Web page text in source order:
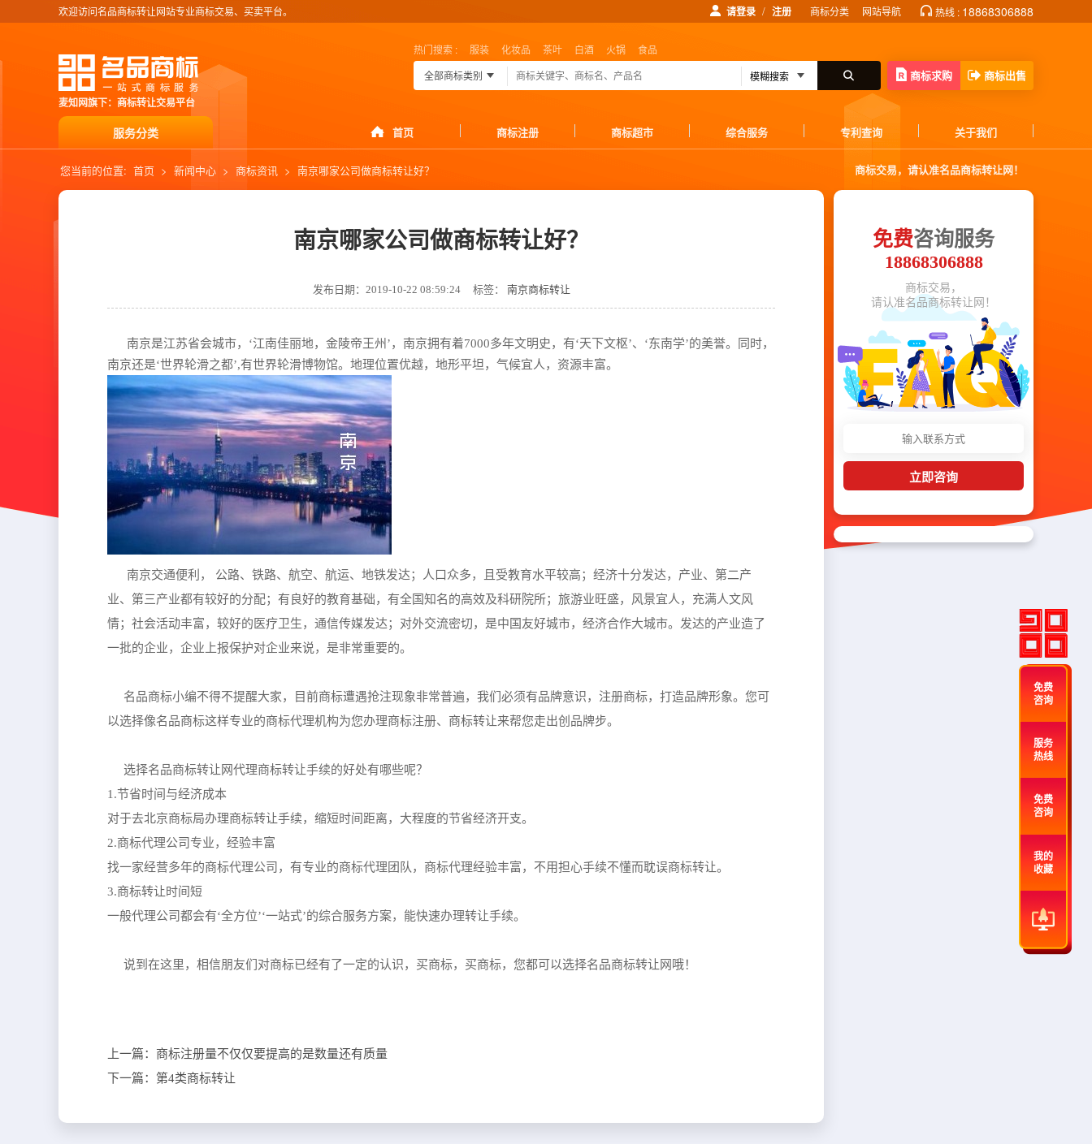
欢迎访问名品商标转让网站专业商标交易、买卖平台。 请登录 / 注册 商标分类 网站导航 热线 : 18868306888
麦知网旗下：商标转让交易平台
热门搜索 : 服装 化妆品 茶叶 白酒 火锅
食品
全部商标类别
商标求购 商标出售
服务分类 首页 商标注册 商标超市 综合服务 专利查询 关于我们
您当前的位置: 首页 > 新闻中心 > 商标资讯 > 南京哪家公司做商标转让好？ 商标交易，请认准名品商标转让网！
南京哪家公司做商标转让好？
发布日期：2019-10-22 08:59:24 标签： 南京商标转让
南京是江苏省会城市，‘江南佳丽地，金陵帝王州’，南京拥有着7000多年文明史，有‘天下文枢’、‘东南学’的美誉。同时，
南京还是‘世界轮滑之都’,有世界轮滑博物馆。地理位置优越，地形平坦，气候宜人，资源丰富。
南京交通便利， 公路、铁路、航空、航运、地铁发达；人口众多，且受教育水平较高；经济十分发达，产业、第二产
业、第三产业都有较好的分配；有良好的教育基础，有全国知名的高效及科研院所；旅游业旺盛，风景宜人，充满人文风
情；社会活动丰富，较好的医疗卫生，通信传媒发达；对外交流密切，是中国友好城市，经济合作大城市。发达的产业造了
一批的企业，企业上报保护对企业来说，是非常重要的。
名品商标小编不得不提醒大家，目前商标遭遇抢注现象非常普遍，我们必须有品牌意识，注册商标，打造品牌形象。您可
以选择像名品商标这样专业的商标代理机构为您办理商标注册、商标转让来帮您走出创品牌步。
选择名品商标转让网代理商标转让手续的好处有哪些呢？
1.节省时间与经济成本
对于去北京商标局办理商标转让手续，缩短时间距离，大程度的节省经济开支。
2.商标代理公司专业，经验丰富
找一家经营多年的商标代理公司，有专业的商标代理团队，商标代理经验丰富，不用担心手续不懂而耽误商标转让。
3.商标转让时间短
一般代理公司都会有‘全方位’‘一站式’的综合服务方案，能快速办理转让手续。
说到在这里，相信朋友们对商标已经有了一定的认识，买商标，买商标，您都可以选择名品商标转让网哦！
上一篇： 商标注册量不仅仅要提高的是数量还有质量
下一篇： 第4类商标转让
免费咨询服务
18868306888
商标交易，
请认准名品商标转让网！
立即咨询
免费
咨询
服务
热线
免费
咨询
我的
收藏